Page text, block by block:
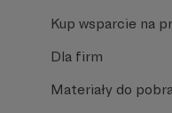
Kup wsparcie na
Dla firm
Materiały do